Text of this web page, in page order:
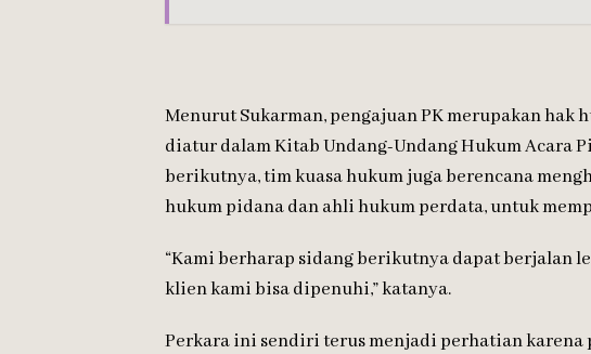
Menurut Sukarman, pengajuan PK merupakan hak
diatur dalam Kitab Undang-Undang Hukum Acara
berikutnya, tim kuasa hukum juga berencana
hukum pidana dan ahli hukum perdata, untuk
“Kami berharap sidang berikutnya dapat berjalan
klien kami bisa dipenuhi,” katanya.
Perkara ini sendiri terus menjadi perhatian karena